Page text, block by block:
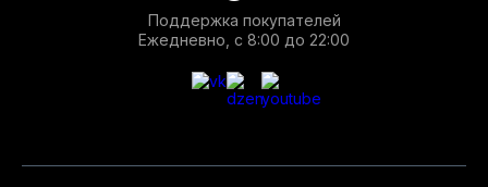
Поддержка покупателей
Ежедневно, с 8:00 до 22:00